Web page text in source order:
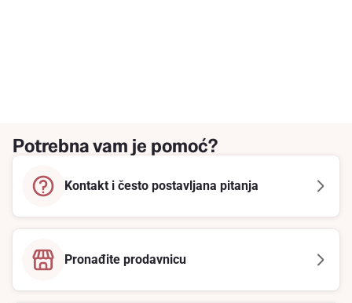
Potrebna vam je pomoć?
Kontakt i često postavljana pitanja
Pronađite prodavnicu